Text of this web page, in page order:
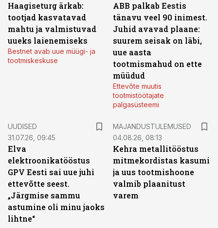
Haagiseturg ärkab:
tootjad kasvatavad
mahtu ja valmistuvad
uueks laienemiseks
Bestnet avab uue müügi- ja
tootmiskeskuse
ABB palkab Eestis
tänavu veel 90 inimest.
Juhid avavad plaane:
suurem seisak on läbi,
uue aasta
tootmismahud on ette
müüdud
Ettevõte muutis
tootmistöötajate
palgasüsteemi
UUDISED
31.07.26, 09:45
Elva
elektroonikatööstus
GPV Eesti sai uue juhi
ettevõtte seest.
„Järgmise sammu
astumine oli minu jaoks
lihtne“
MAJANDUSTULEMUSED
04.08.26, 08:13
Kehra metallitööstus
mitmekordistas kasumi
ja uus tootmishoone
valmib plaanitust
varem